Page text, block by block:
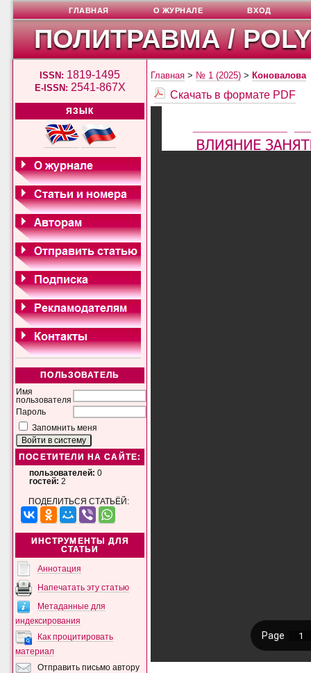
ПОЛИТРАВМА /
ISSN: 1819-1495
E-ISSN: 2541-867X
ЯЗЫК
ПОЛЬЗОВАТЕЛЬ
Имя
пользователя
Пароль
Запомнить меня
ПОСЕТИТЕЛИ НА САЙТЕ:
пользователей: 0
гостей: 2
ПОДЕЛИТЬСЯ СТАТЬЁЙ:
ИНСТРУМЕНТЫ ДЛЯ
СТАТЬИ
Аннотация
Напечатать эту статью
Метаданные для
индексирования
Как процитировать
материал
Отправить письмо автору
ГЛАВНАЯ О ЖУРНАЛЕ ВХОД
Главная > № 1 (2025) > Коновалова
Скачать в формате PDF